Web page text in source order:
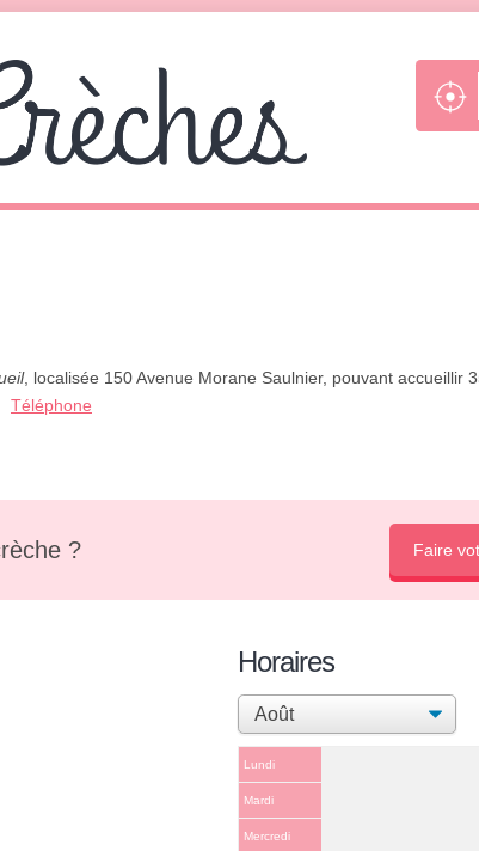
, localisée 150 Avenue Morane Saulnier, pouvant accueillir
Téléphone
? Faire
Horaires
Lundi
Mardi
Mercredi